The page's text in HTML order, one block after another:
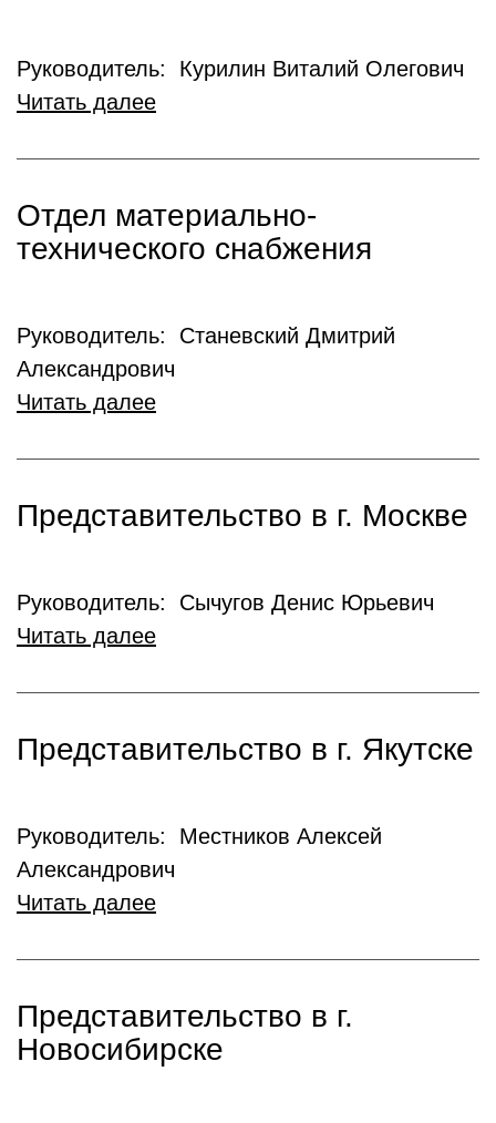
Руководитель: Курилин Виталий Олегович
Читать далее
Отдел материально-
технического снабжения
Руководитель: Станевский Дмитрий
Александрович
Читать далее
Представительство в г. Москве
Руководитель: Сычугов Денис Юрьевич
Читать далее
Представительство в г. Якутске
Руководитель: Местников Алексей
Александрович
Читать далее
Представительство в г.
Новосибирске